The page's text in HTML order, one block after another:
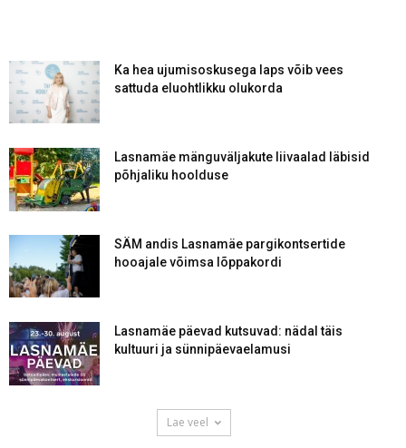
Ka hea ujumisoskusega laps võib vees
sattuda eluohtlikku olukorda
Lasnamäe mänguväljakute liivaalad läbisid
põhjaliku hoolduse
SÄM andis Lasnamäe pargikontsertide
hooajale võimsa lõppakordi
Lasnamäe päevad kutsuvad: nädal täis
kultuuri ja sünnipäevaelamusi
Lae veel